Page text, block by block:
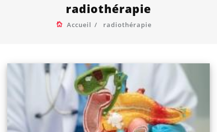
radiothérapie
Accueil radiothérapie